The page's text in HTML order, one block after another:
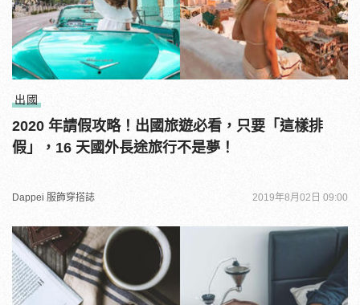
出國
2020 年請假攻略！出國旅遊必看，只要「這樣排
假」，16 天國外長途旅行不是夢！
Dappei 服飾穿搭誌 2019年8月02日 09:00